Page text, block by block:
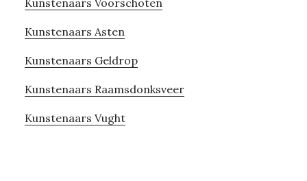
Kunstenaars Asten
Kunstenaars Geldrop
Kunstenaars Raamsdonksveer
Kunstenaars Vught